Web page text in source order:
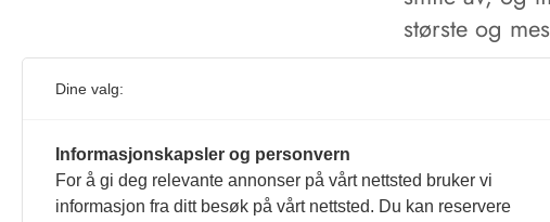
største og
Foreløpig
Sakene
Dine valg:
Informasjonskapsler og personvern
For å gi deg relevante annonser på vårt nettsted bruker vi
informasjon fra ditt besøk på vårt nettsted. Du kan reservere